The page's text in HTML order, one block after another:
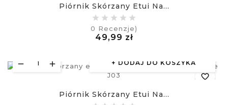
Piórnik Skórzany Etui Na...
0 Recenzje)
49,99 złCena
DODAJ DO KOSZYKA
favorite_border
Piórnik Skórzany Etui Na...